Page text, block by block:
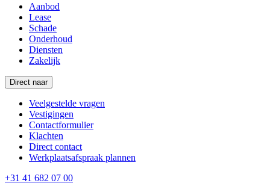
Aanbod
Lease
Schade
Onderhoud
Diensten
Zakelijk
Direct naar
Veelgestelde vragen
Vestigingen
Contactformulier
Klachten
Direct contact
Werkplaatsafspraak plannen
+31 41 682 07 00